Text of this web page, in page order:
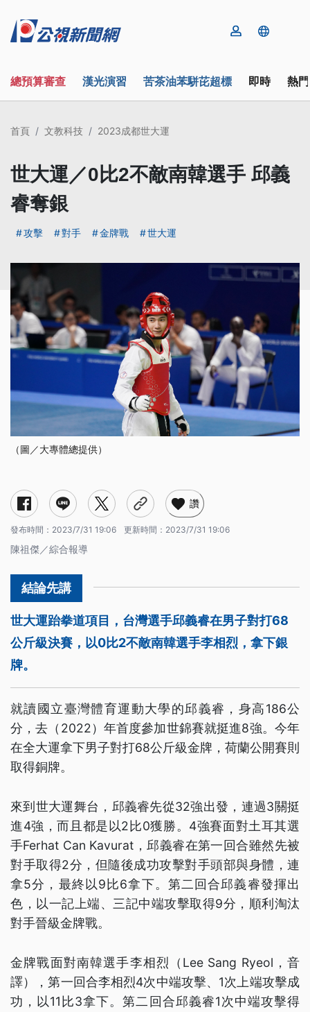
總預算審查 漢光演習 苦茶油苯駢芘超標 即時 熱
首頁 文教科技 2023成都世大運
世大運／0比2不敵南韓選手 邱義
睿奪銀
攻擊 對手 金牌戰 世大運
（圖／大專體總提供）
讚
發布時間： 2023/7/31 19:06 更新時間： 2023/7/31 19:06
陳祖傑／綜合報導
世大運跆拳道項目，台灣選手邱義睿在男子對打68
公斤級決賽，以0比2不敵南韓選手李相烈，拿下銀
牌。
就讀國立臺灣體育運動大學的邱義睿，身高186公
分，去（2022）年首度參加世錦賽就挺進8強。今年
在全大運拿下男子對打68公斤級金牌，荷蘭公開賽則
取得銅牌。
來到世大運舞台，邱義睿先從32強出發，連過3關挺
進4強，而且都是以2比0獲勝。4強賽面對土耳其選
手Ferhat Can Kavurat，邱義睿在第一回合雖然先被
對手取得2分，但隨後成功攻擊對手頭部與身體，連
拿5分，最終以9比6拿下。第二回合邱義睿發揮出
色，以一記上端、三記中端攻擊取得9分，順利淘汰
對手晉級金牌戰。
金牌戰面對南韓選手李相烈（Lee Sang Ryeol，音
譯），第一回合李相烈4次中端攻擊、1次上端攻擊成
功，以11比3拿下。第二回合邱義睿1次中端攻擊得